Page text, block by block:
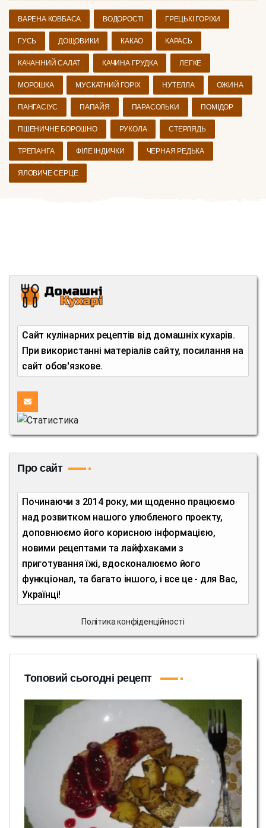
ВАРЕНА КОВБАСА ВОДОРОСТІ ГРЕЦЬКІ ГОРІХИ
ГУСЬ ДОЩОВИКИ КАКАО КАРАСЬ
КАЧАННИЙ САЛАТ КАЧИНА ГРУДКА ЛЕГКЕ
МОРОШКА МУСКАТНИЙ ГОРІХ НУТЕЛЛА ОЖИНА
ПАНГАСІУС ПАПАЙЯ ПАРАСОЛЬКИ ПОМІДОР
ПШЕНИЧНЕ БОРОШНО РУКОЛА СТЕРЛЯДЬ
ТРЕПАНГА ФІЛЕ ІНДИЧКИ ЧЕРНАЯ РЕДЬКА
ЯЛОВИЧЕ СЕРЦЕ
Сайт кулінарних рецептів від домашніх кухарів.
При використанні матеріалів сайту, посилання на
сайт обов'язкове.
Про сайт
Починаючи з 2014 року, ми щоденно працюємо
над розвитком нашого улюбленого проекту,
доповнюємо його корисною інформацією,
новими рецептами та лайфхаками з
приготування їжі, вдосконалюємо його
функціонал, та багато іншого, і все це - для Вас,
Українці!
Політика конфіденційності
Топовий сьогодні рецепт